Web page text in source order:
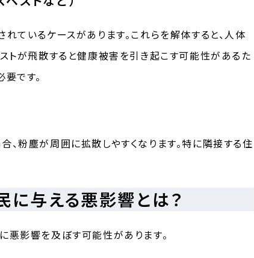
ているケースがあります。これらを解体すると、人体
トが飛散すると健康被害を引き起こす可能性があるた
です。
粉塵が周囲に拡散しやすくなります。特に隣接する住
与える悪影響とは？
影響を及ぼす可能性があります。